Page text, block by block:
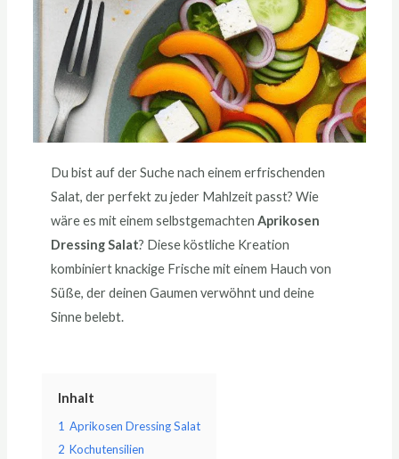
Du bist auf der Suche nach einem erfrischenden
Salat, der perfekt zu jeder Mahlzeit passt? Wie
wäre es mit einem selbstgemachtenAprikosen
Dressing Salat? Diese köstliche Kreation
kombiniert knackige Frische mit einem Hauch von
Süße, der deinen Gaumen verwöhnt und deine
Sinne belebt.
Inhalt
1 Aprikosen Dressing Salat
2 Kochutensilien